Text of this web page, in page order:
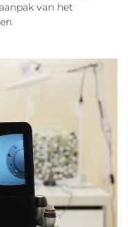
van het